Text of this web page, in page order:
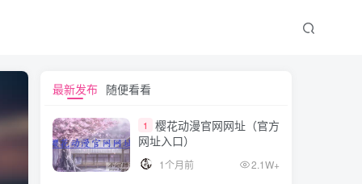
最新发布 随便看看
1
樱花动漫官网网址（官方
网址入口）
1个月前 2.1W+